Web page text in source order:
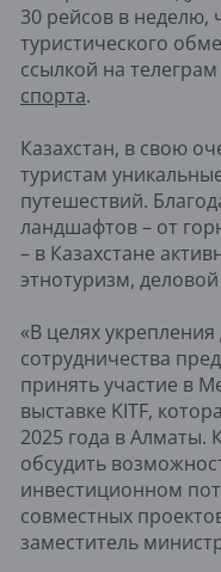
30 рейсов в неделю,
туристического
ссылкой на
спорта.
Казахстан, в свою
туристам
путешествий.
ландшафтов – от
– в Казахстане
этнотуризм,
«В целях
сотрудничества
принять участие в
выставке KITF,
2025 года в Алматы.
обсудить
инвестиционном
совместных
заместитель